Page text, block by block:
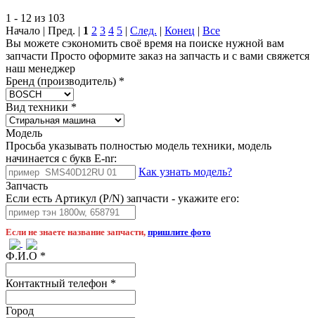
1 - 12 из 103
Начало | Пред. | 1 2 3 4 5 | След. | Конец | Все
Вы можете сэкономить своё время на поиске нужной вам
запчасти Просто оформите заказ на запчасть и с вами свяжется
наш менеджер
Бренд (производитель) *
Вид техники *
Модель
Просьба указывать полностью модель техники, модель
начинается с букв E-nr:
Как узнать модель?
Запчасть
Если есть Артикул (P/N) запчасти - укажите его:
Если не знаете название запчасти, пришлите фото
Ф.И.О *
Контактный телефон *
Город